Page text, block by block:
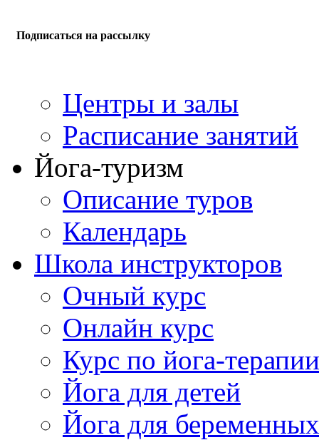
Подписаться на рассылку
Центры и залы
Расписание занятий
Йога-туризм
Описание туров
Календарь
Школа инструкторов
Очный курс
Онлайн курс
Курс по йога-терапии
Йога для детей
Йога для беременных